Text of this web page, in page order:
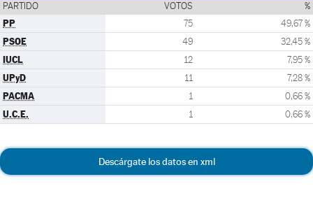
PARTIDO VOTOS %
PP 75 49,67 %
PSOE 49 32,45 %
IUCL 12 7,95 %
UPyD 11 7,28 %
PACMA 1 0,66 %
U.C.E. 1 0,66 %
Descárgate los datos en xml